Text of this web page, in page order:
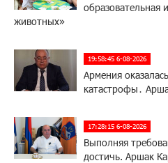
образовательная
животных»
19:58:45 6-08-2026
Армения
катастрофы․
17:28:15 6-08-2026
Выполняя
достичь. Аршак